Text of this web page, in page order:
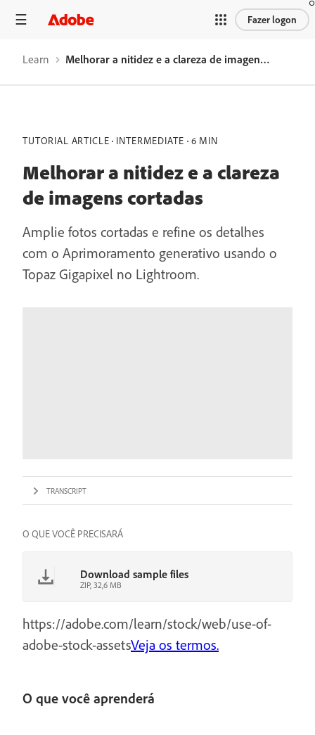
Fazer logon
Learn Melhorar a nitidez e a clareza de imagens cortadas
TUTORIAL ARTICLE INTERMEDIATE 6 MIN
Melhorar a nitidez e a clareza
de imagens cortadas
Amplie fotos cortadas e refine os detalhes
com o Aprimoramento generativo usando o
Topaz Gigapixel no Lightroom.
TRANSCRIPT
O QUE VOCÊ PRECISARÁ
Download sample files
ZIP, 32,6 MB
https://adobe.com/learn/stock/web/use-of-
adobe-stock-assetsVeja os termos.
O que você aprenderá